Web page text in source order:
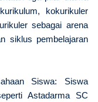
kokurikuler
sebagai arena
siklus pembelajaran
Siswa: Siswa
Astadarma SC